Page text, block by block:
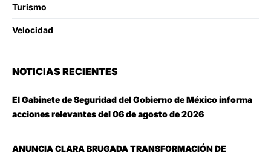
Turismo
Velocidad
NOTICIAS RECIENTES
El Gabinete de Seguridad del Gobierno de México informa
acciones relevantes del 06 de agosto de 2026
ANUNCIA CLARA BRUGADA TRANSFORMACIÓN DE